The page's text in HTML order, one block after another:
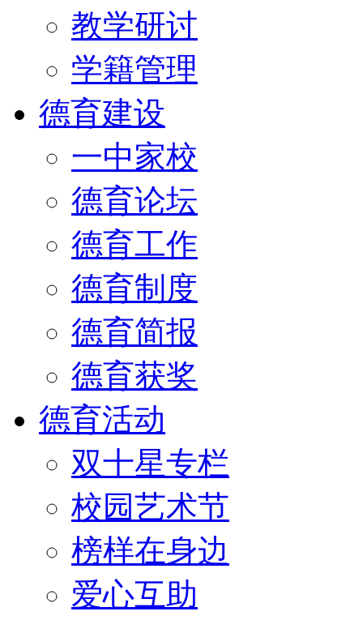
教学研讨
学籍管理
德育建设
一中家校
德育论坛
德育工作
德育制度
德育简报
德育获奖
德育活动
双十星专栏
校园艺术节
榜样在身边
爱心互助